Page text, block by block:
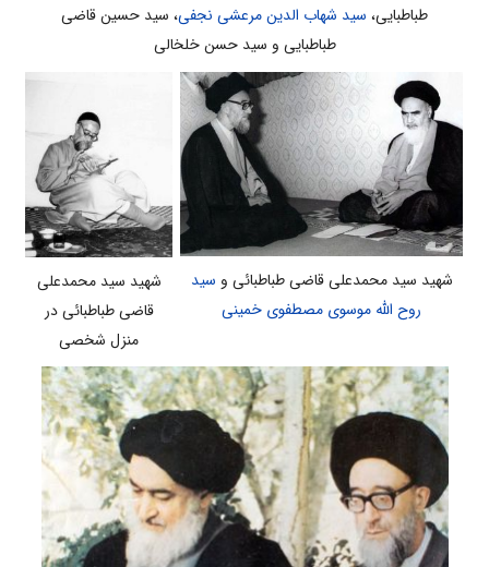
طباطبایی، سید شهاب الدین مرعشی نجفی، سید حسین قاضی
طباطبایی و سید حسن خلخالی
شهید سید محمدعلی قاضی طباطبائی و سید
روح الله موسوی مصطفوی خمینی
شهید سید محمدعلی
قاضی طباطبائی در
منزل شخصی